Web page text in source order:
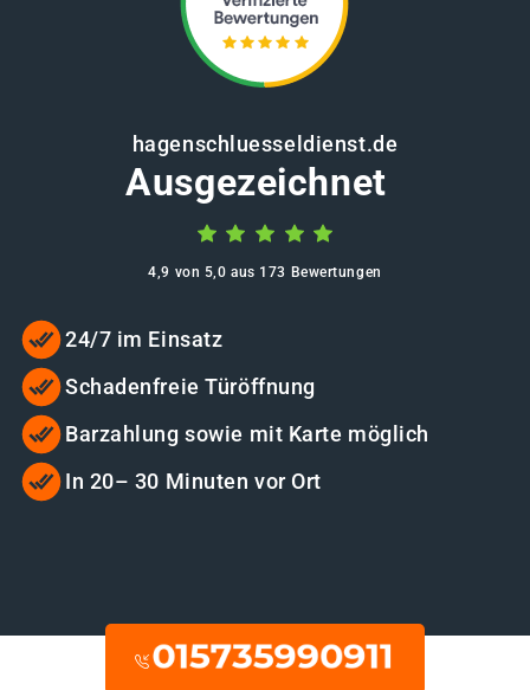
hagenschluesseldienst.de
Ausgezeichnet
4,9 von 5,0 aus 173 Bewertungen
24/7 im Einsatz
Schadenfreie Türöffnung
Barzahlung sowie mit Karte möglich
In 20– 30 Minuten vor Ort